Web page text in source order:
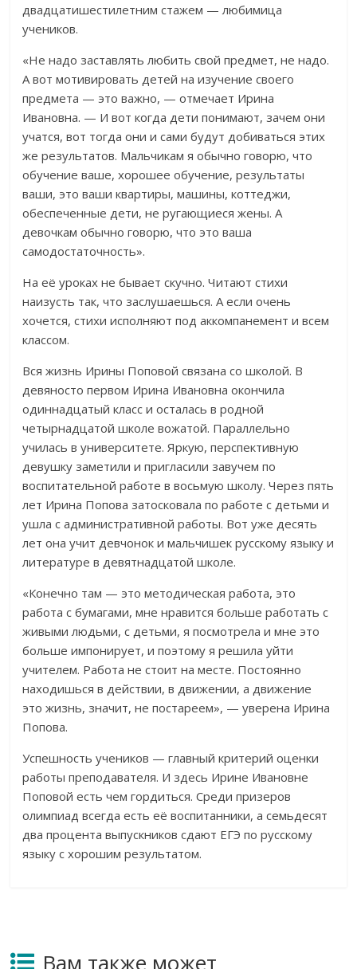
двадцатишестилетним стажем — любимица
учеников.
«Не надо заставлять любить свой предмет, не надо.
А вот мотивировать детей на изучение своего
предмета — это важно, — отмечает Ирина
Ивановна. — И вот когда дети понимают, зачем они
учатся, вот тогда они и сами будут добиваться этих
же результатов. Мальчикам я обычно говорю, что
обучение ваше, хорошее обучение, результаты
ваши, это ваши квартиры, машины, коттеджи,
обеспеченные дети, не ругающиеся жены. А
девочкам обычно говорю, что это ваша
самодостаточность».
На её уроках не бывает скучно. Читают стихи
наизусть так, что заслушаешься. А если очень
хочется, стихи исполняют под аккомпанемент и всем
классом.
Вся жизнь Ирины Поповой связана со школой. В
девяносто первом Ирина Ивановна окончила
одиннадцатый класс и осталась в родной
четырнадцатой школе вожатой. Параллельно
училась в университете. Яркую, перспективную
девушку заметили и пригласили завучем по
воспитательной работе в восьмую школу. Через пять
лет Ирина Попова затосковала по работе с детьми и
ушла с административной работы. Вот уже десять
лет она учит девчонок и мальчишек русскому языку и
литературе в девятнадцатой школе.
«Конечно там — это методическая работа, это
работа с бумагами, мне нравится больше работать с
живыми людьми, с детьми, я посмотрела и мне это
больше импонирует, и поэтому я решила уйти
учителем. Работа не стоит на месте. Постоянно
находишься в действии, в движении, а движение
это жизнь, значит, не постареем», — уверена Ирина
Попова.
Успешность учеников — главный критерий оценки
работы преподавателя. И здесь Ирине Ивановне
Поповой есть чем гордиться. Среди призеров
олимпиад всегда есть её воспитанники, а семьдесят
два процента выпускников сдают ЕГЭ по русскому
языку с хорошим результатом.
Вам также может